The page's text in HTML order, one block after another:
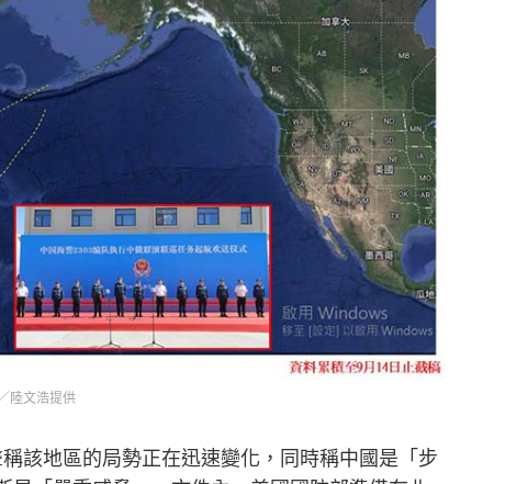
陸文浩提供
該地區的局勢正在迅速變化，同時稱中國是「步